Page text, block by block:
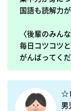
国語も読解力
〈後輩のみん
毎日コツコツ
がんばってくだ
☆